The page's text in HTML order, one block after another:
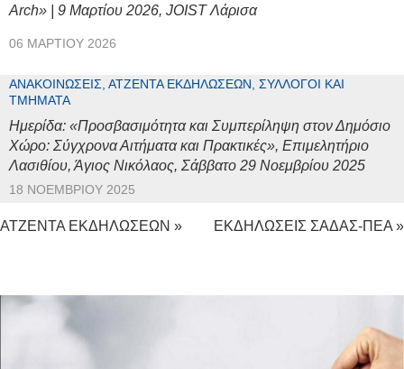
Arch» | 9 Μαρτίου 2026, JOIST Λάρισα
06 ΜΑΡΤΊΟΥ 2026
ΑΝΑΚΟΙΝΏΣΕΙΣ, ΑΤΖΈΝΤΑ ΕΚΔΗΛΏΣΕΩΝ, ΣΎΛΛΟΓΟΙ ΚΑΙ
ΤΜΉΜΑΤΑ
Ημερίδα: «Προσβασιμότητα και Συμπερίληψη στον Δημόσιο
Χώρο: Σύγχρονα Αιτήματα και Πρακτικές», Επιμελητήριο
Λασιθίου, Άγιος Νικόλαος, Σάββατο 29 Νοεμβρίου 2025
18 ΝΟΕΜΒΡΊΟΥ 2025
ΑΤΖΕΝΤΑ ΕΚΔΗΛΩΣΕΩΝ » ΕΚΔΗΛΩΣΕΙΣ ΣΑΔΑΣ-ΠΕΑ »